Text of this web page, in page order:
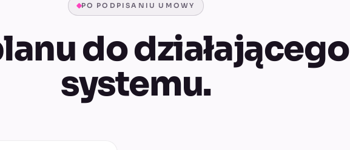
PO PODPISANIU UMOWY
do działającego
systemu.